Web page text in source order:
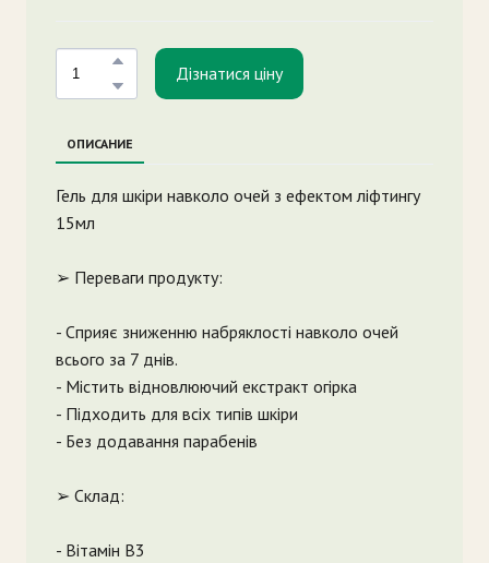
Дізнатися ціну
ОПИСАНИЕ
Гель для шкіри навколо очей з ефектом ліфтингу
15мл
➢ Переваги продукту:
- Сприяє зниженню набряклості навколо очей
всього за 7 днів.
- Містить відновлюючий екстракт огірка
- Підходить для всіх типів шкіри
- Без додавання парабенів
➢ Склад:
- Вітамін В3